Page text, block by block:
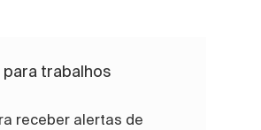
trabalhos
receber alertas de